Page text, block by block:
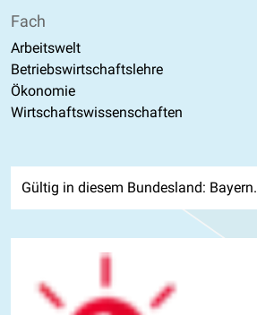
Fach
Arbeitswelt
Betriebswirtschaftslehre
Ökonomie
Wirtschaftswissenschaften
Gültig in diesem Bundesland: Bayern.